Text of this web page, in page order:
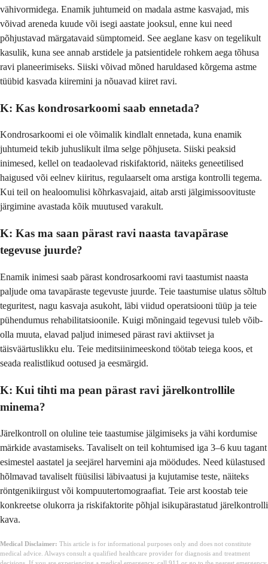
vähivormidega. Enamik juhtumeid on madala astme kasvajad, mis
võivad areneda kuude või isegi aastate jooksul, enne kui need
põhjustavad märgatavaid sümptomeid. See aeglane kasv on tegelikult
kasulik, kuna see annab arstidele ja patsientidele rohkem aega tõhusa
ravi planeerimiseks. Siiski võivad mõned haruldased kõrgema astme
tüübid kasvada kiiremini ja nõuavad kiiret ravi.
K: Kas kondrosarkoomi saab ennetada?
Kondrosarkoomi ei ole võimalik kindlalt ennetada, kuna enamik
juhtumeid tekib juhuslikult ilma selge põhjuseta. Siiski peaksid
inimesed, kellel on teadaolevad riskifaktorid, näiteks geneetilised
haigused või eelnev kiiritus, regulaarselt oma arstiga kontrolli tegema.
Kui teil on healoomulisi kõhrkasvajaid, aitab arsti jälgimissoovituste
järgimine avastada kõik muutused varakult.
K: Kas ma saan pärast ravi naasta tavapärase
tegevuse juurde?
Enamik inimesi saab pärast kondrosarkoomi ravi taastumist naasta
paljude oma tavapäraste tegevuste juurde. Teie taastumise ulatus sõltub
teguritest, nagu kasvaja asukoht, läbi viidud operatsiooni tüüp ja teie
pühendumus rehabilitatsioonile. Kuigi mõningaid tegevusi tuleb võib-
olla muuta, elavad paljud inimesed pärast ravi aktiivset ja
täisväärtuslikku elu. Teie meditsiinimeeskond töötab teiega koos, et
seada realistlikud ootused ja eesmärgid.
K: Kui tihti ma pean pärast ravi järelkontrollile
minema?
Järelkontroll on oluline teie taastumise jälgimiseks ja vähi kordumise
märkide avastamiseks. Tavaliselt on teil kohtumised iga 3–6 kuu tagant
esimestel aastatel ja seejärel harvemini aja möödudes. Need külastused
hõlmavad tavaliselt füüsilisi läbivaatusi ja kujutamise teste, näiteks
röntgenikiirgust või kompuutertomograafiat. Teie arst koostab teie
konkreetse olukorra ja riskifaktorite põhjal isikupärastatud järelkontrolli
kava.
Medical Disclaimer: This article is for informational purposes only and does not constitute
medical advice. Always consult a qualified healthcare provider for diagnosis and treatment